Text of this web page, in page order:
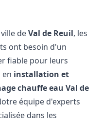
ville deVal de Reuil, les
ont besoin d'un
fiable pour leurs
en installation et
chauffe eau Val de
équipe d'experts
dans les